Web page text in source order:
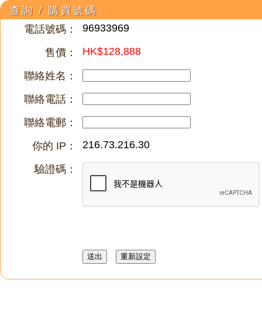
查詢 / 購買號碼
電話號碼：
96933969
售價： HK$128,888
聯絡姓名：
聯絡電話：
聯絡電郵：
你的 IP：
216.73.216.30
驗證碼：